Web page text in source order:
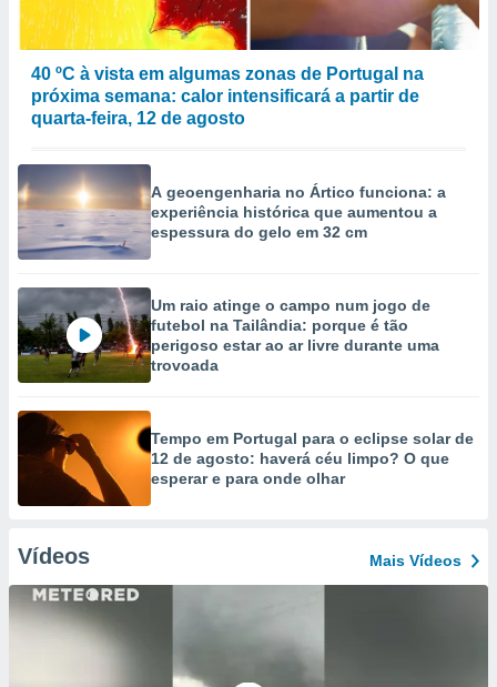
40 ºC à vista em algumas zonas de Portugal na
próxima semana: calor intensificará a partir de
quarta-feira, 12 de agosto
A geoengenharia no Ártico funciona: a
experiência histórica que aumentou a
espessura do gelo em 32 cm
Um raio atinge o campo num jogo de
futebol na Tailândia: porque é tão
perigoso estar ao ar livre durante uma
trovoada
Tempo em Portugal para o eclipse solar de
12 de agosto: haverá céu limpo? O que
esperar e para onde olhar
Vídeos Mais Vídeos